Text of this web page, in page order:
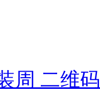
周 二维